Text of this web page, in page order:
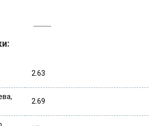
2.63
2.69